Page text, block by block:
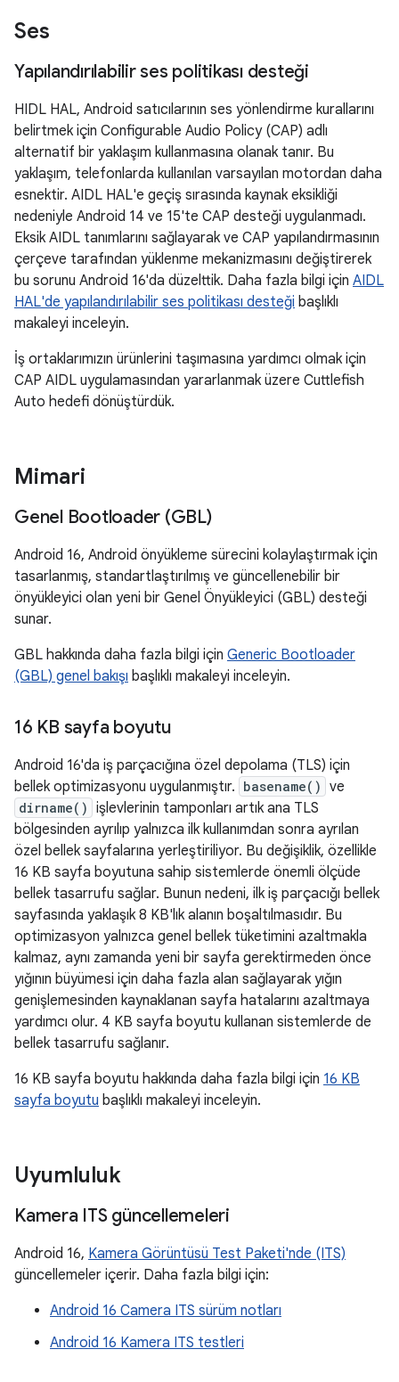
Ses
Yapılandırılabilir ses politikası desteği
HIDL HAL, Android satıcılarının ses yönlendirme kurallarını
belirtmek için Configurable Audio Policy (CAP) adlı
alternatif bir yaklaşım kullanmasına olanak tanır. Bu
yaklaşım, telefonlarda kullanılan varsayılan motordan daha
esnektir. AIDL HAL'e geçiş sırasında kaynak eksikliği
nedeniyle Android 14 ve 15'te CAP desteği uygulanmadı.
Eksik AIDL tanımlarını sağlayarak ve CAP yapılandırmasının
çerçeve tarafından yüklenme mekanizmasını değiştirerek
bu sorunu Android 16'da düzelttik. Daha fazla bilgi için AIDL
HAL'de yapılandırılabilir ses politikası desteği başlıklı
makaleyi inceleyin.
İş ortaklarımızın ürünlerini taşımasına yardımcı olmak için
CAP AIDL uygulamasından yararlanmak üzere Cuttlefish
Auto hedefi dönüştürdük.
Mimari
Genel Bootloader (GBL)
Android 16, Android önyükleme sürecini kolaylaştırmak için
tasarlanmış, standartlaştırılmış ve güncellenebilir bir
önyükleyici olan yeni bir Genel Önyükleyici (GBL) desteği
sunar.
GBL hakkında daha fazla bilgi için Generic Bootloader
(GBL) genel bakışı başlıklı makaleyi inceleyin.
16 KB sayfa boyutu
Android 16'da iş parçacığına özel depolama (TLS) için
bellek optimizasyonu uygulanmıştır. basename() ve
dirname() işlevlerinin tamponları artık ana TLS
bölgesinden ayrılıp yalnızca ilk kullanımdan sonra ayrılan
özel bellek sayfalarına yerleştiriliyor. Bu değişiklik, özellikle
16 KB sayfa boyutuna sahip sistemlerde önemli ölçüde
bellek tasarrufu sağlar. Bunun nedeni, ilk iş parçacığı bellek
sayfasında yaklaşık 8 KB'lık alanın boşaltılmasıdır. Bu
optimizasyon yalnızca genel bellek tüketimini azaltmakla
kalmaz, aynı zamanda yeni bir sayfa gerektirmeden önce
yığının büyümesi için daha fazla alan sağlayarak yığın
genişlemesinden kaynaklanan sayfa hatalarını azaltmaya
yardımcı olur. 4 KB sayfa boyutu kullanan sistemlerde de
bellek tasarrufu sağlanır.
16 KB sayfa boyutu hakkında daha fazla bilgi için 16 KB
sayfa boyutu başlıklı makaleyi inceleyin.
Uyumluluk
Kamera ITS güncellemeleri
Android 16, Kamera Görüntüsü Test Paketi'nde (ITS)
güncellemeler içerir. Daha fazla bilgi için:
Android 16 Camera ITS sürüm notları
Android 16 Kamera ITS testleri